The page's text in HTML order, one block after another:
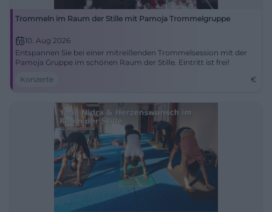
Trommeln im Raum der Stille mit Pamoja Trommelgruppe
10. Aug 2026
Entspannen Sie bei einer mitreißenden Trommelsession mit der
Pamoja Gruppe im schönen Raum der Stille. Eintritt ist frei!
Konzerte
€